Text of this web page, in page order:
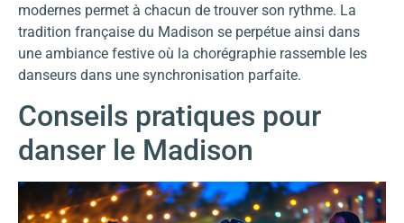
modernes permet à chacun de trouver son rythme. La
tradition française du Madison se perpétue ainsi dans
une ambiance festive où la chorégraphie rassemble les
danseurs dans une synchronisation parfaite.
Conseils pratiques pour
danser le Madison